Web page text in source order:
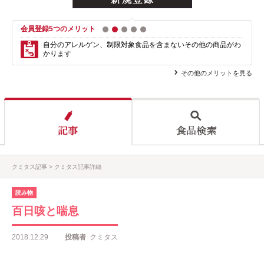
会員登録5つのメリット 1 2 3 4
自分のアレルゲン、制限対象食品を含まないその他の商品がわ
かります
その他のメリットを見る
クミタス記事 クミタス記事詳細
読み物
百日咳と喘息
2018.12.29 投稿者 クミタス